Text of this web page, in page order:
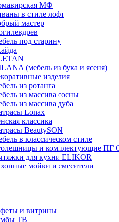
МФ
в стиле лофт
мастер
под старину
(мебель из бука и ясеня)
изделия
из ротанга
из массива сосны
из массива дуба
Lonax
классика
BeautySON
в классическом стиле
и комплектующие ПГ
для кухни ELIKOR
мойки и смесители
и витрины
ТВ